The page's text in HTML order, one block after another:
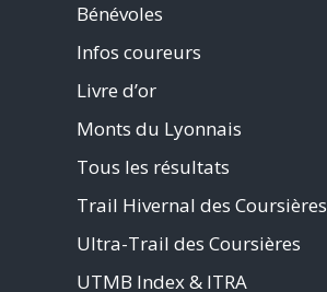
Bénévoles
Infos coureurs
Livre d’or
Monts du Lyonnais
Tous les résultats
Trail Hivernal des Coursières
Ultra-Trail des Coursières
UTMB Index & ITRA